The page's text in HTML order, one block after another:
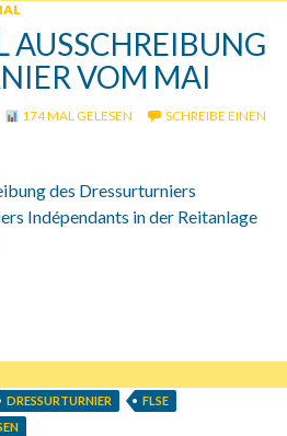
AUSSCHREIBUNG
VOM MAI
174 MAL GELESEN
SCHREIBE EINEN
des Dressurturniers
Indépendants in der Reitanlage
Dressurturnier vom Mai
DRESSURTURNIER
FLSE